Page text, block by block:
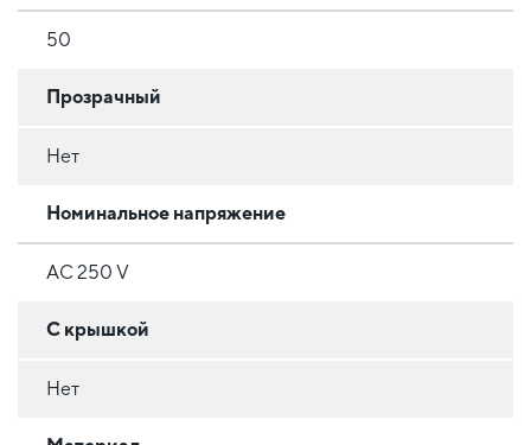
50
Прозрачный
Нет
Номинальное напряжение
AC 250 V
С крышкой
Нет